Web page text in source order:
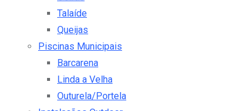
Talaíde
Queijas
Piscinas Municipais
Barcarena
Linda a Velha
Outurela/Portela